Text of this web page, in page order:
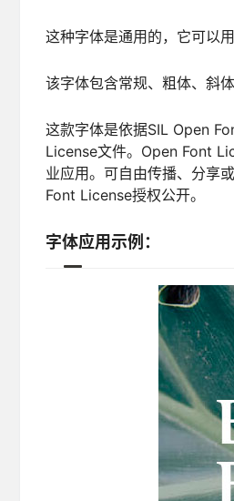
这种字体是通用的，它可以
该字体包含常规、粗体、斜
这款字体是依据SIL Open
License文件。Open Font
业应用。可自由传播、分享
Font License授权公开。
字体应用示例：